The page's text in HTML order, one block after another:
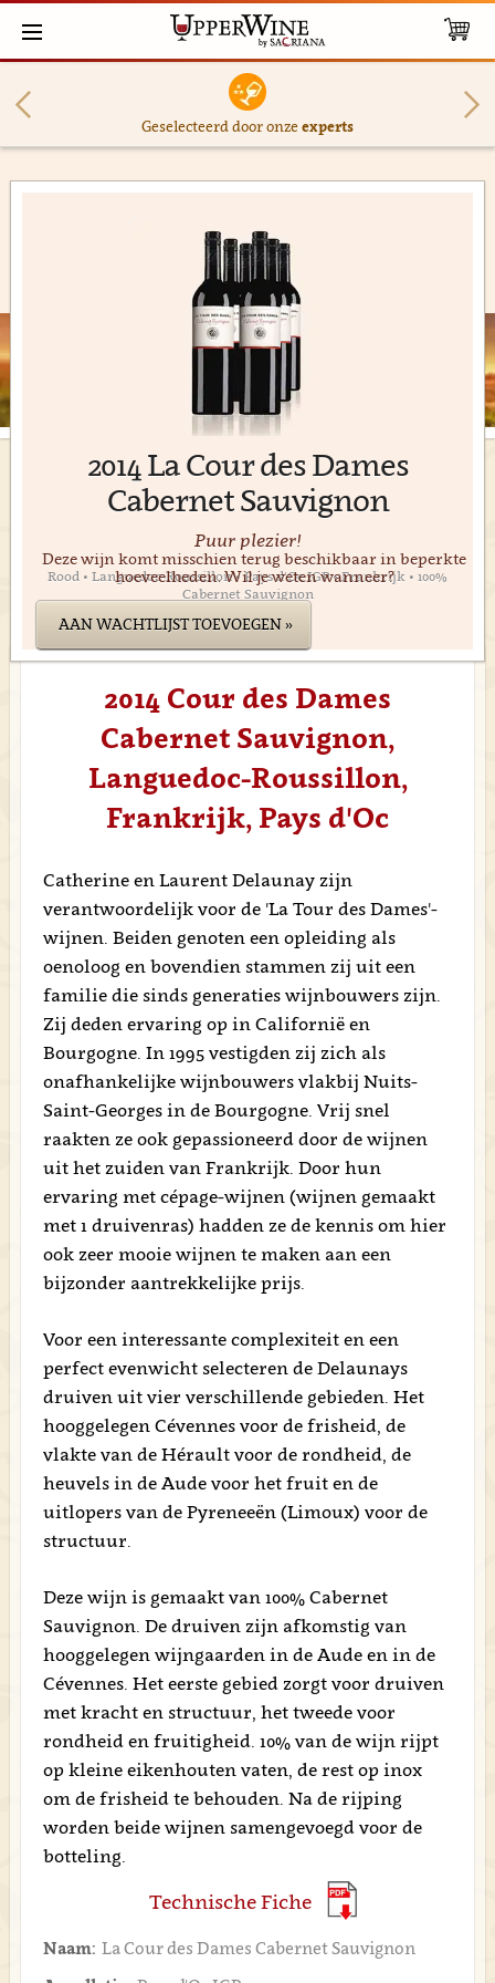
Geselecteerd door onzeexperts
2014 La Cour des Dames
Cabernet Sauvignon
Puur plezier!
Rood • Languedoc-Roussillon • Pays d'Oc IGP • Frankrijk • 100%
Cabernet Sauvignon
Deze wijn komt misschien terug beschikbaar in beperkte
hoeveelheden. Wil je weten wanneer?
AAN WACHTLIJST TOEVOEGEN »
2014 Cour des Dames
Cabernet Sauvignon,
Languedoc-Roussillon,
Frankrijk, Pays d'Oc
Catherine en Laurent Delaunay zijn
verantwoordelijk voor de 'La Tour des Dames'-
wijnen. Beiden genoten een opleiding als
oenoloog en bovendien stammen zij uit een
familie die sinds generaties wijnbouwers zijn.
Zij deden ervaring op in Californië en
Bourgogne. In 1995 vestigden zij zich als
onafhankelijke wijnbouwers vlakbij Nuits-
Saint-Georges in de Bourgogne. Vrij snel
raakten ze ook gepassioneerd door de wijnen
uit het zuiden van Frankrijk. Door hun
ervaring met cépage-wijnen (wijnen gemaakt
met 1 druivenras) hadden ze de kennis om hier
ook zeer mooie wijnen te maken aan een
bijzonder aantrekkelijke prijs.
Voor een interessante complexiteit en een
perfect evenwicht selecteren de Delaunays
druiven uit vier verschillende gebieden. Het
hooggelegen Cévennes voor de frisheid, de
vlakte van de Hérault voor de rondheid, de
heuvels in de Aude voor het fruit en de
uitlopers van de Pyreneeën (Limoux) voor de
structuur.
Deze wijn is gemaakt van 100% Cabernet
Sauvignon. De druiven zijn afkomstig van
hooggelegen wijngaarden in de Aude en in de
Cévennes. Het eerste gebied zorgt voor druiven
met kracht en structuur, het tweede voor
rondheid en fruitigheid. 10% van de wijn rijpt
op kleine eikenhouten vaten, de rest op inox
om de frisheid te behouden. Na de rijping
worden beide wijnen samengevoegd voor de
botteling.
Technische Fiche
Naam: La Cour des Dames Cabernet Sauvignon